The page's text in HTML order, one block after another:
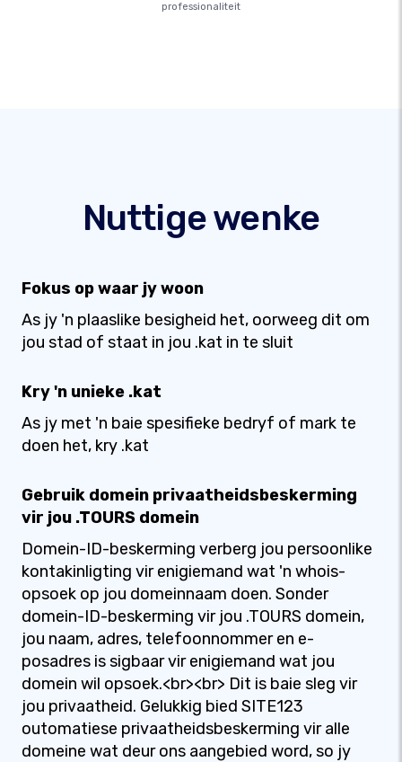
professionaliteit
Nuttige wenke
Fokus op waar jy woon
As jy 'n plaaslike besigheid het, oorweeg dit om
jou stad of staat in jou .kat in te sluit
Kry 'n unieke .kat
As jy met 'n baie spesifieke bedryf of mark te
doen het, kry .kat
Gebruik domein privaatheidsbeskerming
vir jou .TOURS domein
Domein-ID-beskerming verberg jou persoonlike
kontakinligting vir enigiemand wat 'n whois-
opsoek op jou domeinnaam doen. Sonder
domein-ID-beskerming vir jou .TOURS domein,
jou naam, adres, telefoonnommer en e-
posadres is sigbaar vir enigiemand wat jou
domein wil opsoek.<br><br> Dit is baie sleg vir
jou privaatheid. Gelukkig bied SITE123
outomatiese privaatheidsbeskerming vir alle
domeine wat deur ons aangebied word, so jy